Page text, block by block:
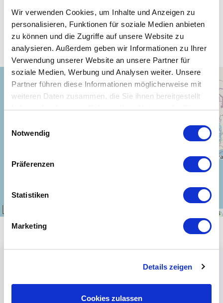
Wir verwenden Cookies, um Inhalte und Anzeigen zu
personalisieren, Funktionen für soziale Medien anbieten
zu können und die Zugriffe auf unsere Website zu
analysieren. Außerdem geben wir Informationen zu Ihrer
Verwendung unserer Website an unsere Partner für
soziale Medien, Werbung und Analysen weiter. Unsere
Partner führen diese Informationen möglicherweise mit
weiteren Daten zusammen, die Sie ihnen bereitgestellt
haben oder die sie im Rahmen Ihrer Nutzung der Dienste
Notwendig
Präferenzen
Statistiken
Marketing
Details zeigen
Cookies zulassen
Unsere WLAN-Hotspots in Liberien
+
−
contributors